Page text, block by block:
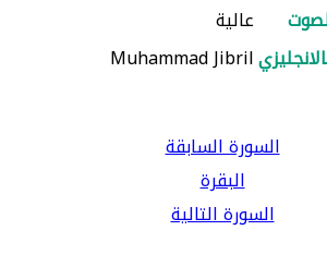
عالية
Muhammad Jibril
السورة السابقة
البقرة
السورة التالية